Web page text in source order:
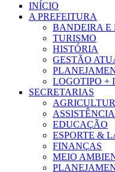
INÍCIO
A PREFEITURA
BANDEIRA E
TURISMO
HISTÓRIA
GESTÃO
LOGOTIPO +
SECRETARIAS
EDUCAÇÃO
ESPORTE &
FINANÇAS
MEIO